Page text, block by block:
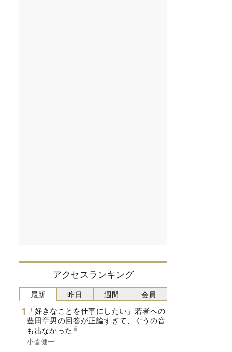
アクセスランキング
最新
「好きなことを仕事にしたい」若者への
豊田章男の回答が正論すぎて、ぐうの音
も出なかった
小倉健一
昨日 週間 会員